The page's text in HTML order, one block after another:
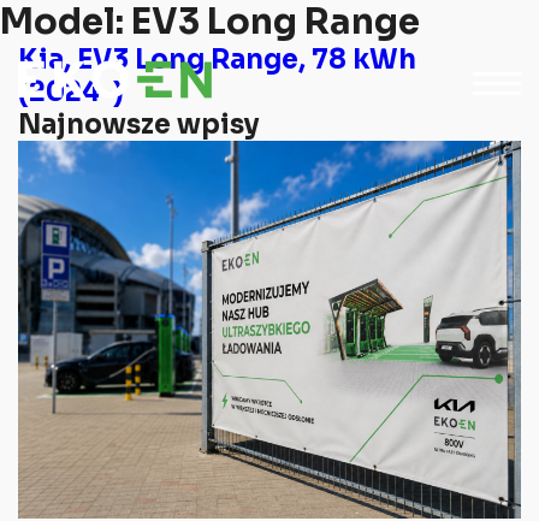
Model: EV3 Long Range
Kia, EV3 Long Range, 78 kWh
(2024-)
Najnowsze wpisy